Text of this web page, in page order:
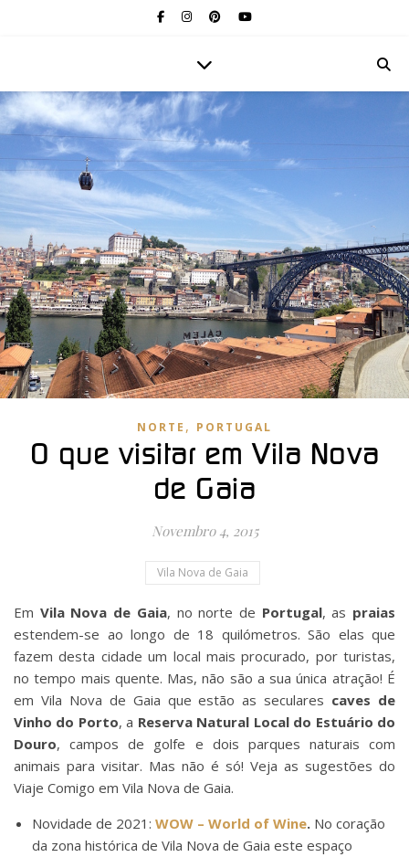
NORTE , PORTUGAL
O que visitar em Vila Nova
de Gaia
Novembro 4, 2015
Vila Nova de Gaia
Em Vila Nova de Gaia, no norte de Portugal, as praias
estendem-se ao longo de 18 quilómetros. São elas que
fazem desta cidade um local mais procurado, por turistas,
no tempo mais quente. Mas, não são a sua única atração! É
em Vila Nova de Gaia que estão as seculares caves de
Vinho do Porto, a Reserva Natural Local do Estuário do
Douro, campos de golfe e dois parques naturais com
animais para visitar. Mas não é só! Veja as sugestões do
Viaje Comigo em Vila Nova de Gaia.
Novidade de 2021: WOW – World of Wine. No coração
da zona histórica de Vila Nova de Gaia este espaço